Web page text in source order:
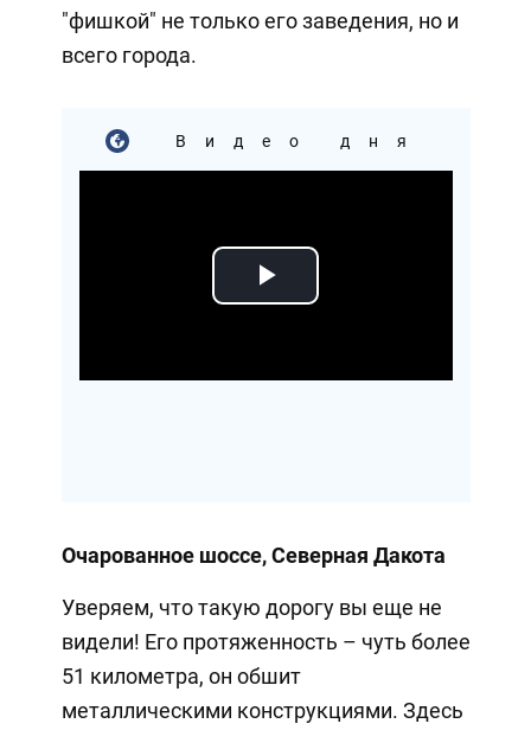
"фишкой" не только его заведения, но и
всего города.
Видео дня
Play
Очарованное шоссе, Северная Дакота
Уверяем, что такую дорогу вы еще не
видели! Его протяженность – чуть более
51 километра, он обшит
металлическими конструкциями. Здесь